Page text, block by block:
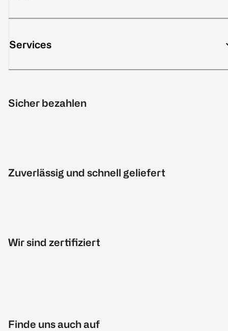
Services
Sicher bezahlen
Zuverlässig und schnell geliefert
Wir sind zertifiziert
Finde uns auch auf